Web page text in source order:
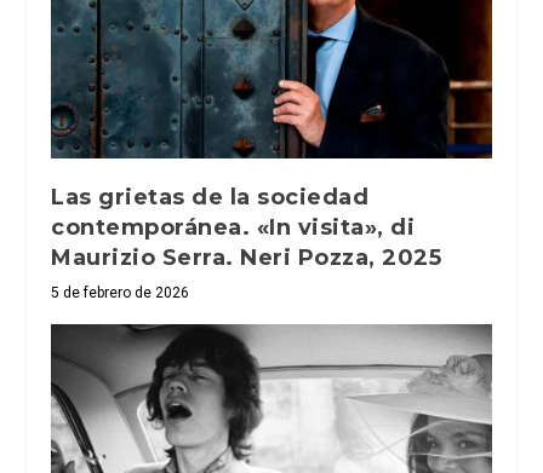
Las grietas de la sociedad
contemporánea. «In visita», di
Maurizio Serra. Neri Pozza, 2025
5 de febrero de 2026